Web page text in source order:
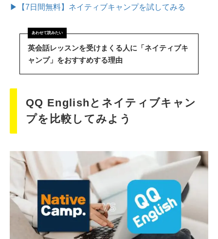
▶【7日間無料】ネイティブキャンプを試してみる
英会話レッスンを受けまくる人に「ネイティブキ
ャンプ」をおすすめする理由
QQ Englishとネイティブキャン
プを比較してみよう